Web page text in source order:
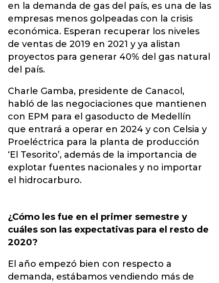
en la demanda de gas del país, es una de las
empresas menos golpeadas con la crisis
económica. Esperan recuperar los niveles
de ventas de 2019 en 2021 y ya alistan
proyectos para generar 40% del gas natural
del país.
Charle Gamba, presidente de Canacol,
habló de las negociaciones que mantienen
con EPM para el gasoducto de Medellín
que entrará a operar en 2024 y con Celsia y
Proeléctrica para la planta de producción
‘El Tesorito’, además de la importancia de
explotar fuentes nacionales y no importar
el hidrocarburo.
¿Cómo les fue en el primer semestre y
cuáles son las expectativas para el resto de
2020?
El año empezó bien con respecto a
demanda, estábamos vendiendo más de